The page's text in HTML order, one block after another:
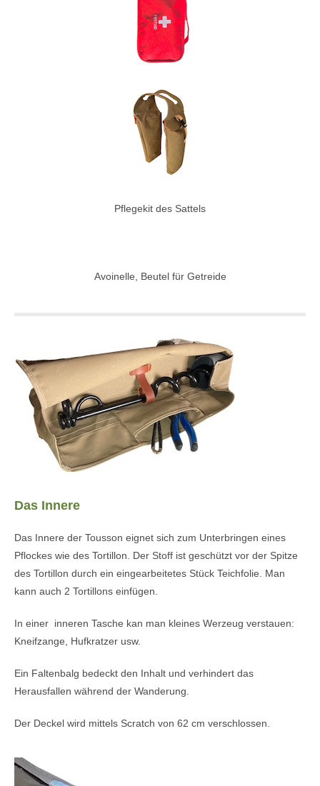
Pflegekit des Sattels
Avoinelle, Beutel für Getreide
Das Innere
Das Innere der Tousson eignet sich zum Unterbringen eines
Pflockes wie des Tortillon. Der Stoff ist geschützt vor der Spitze
des Tortillon durch ein eingearbeitetes Stück Teichfolie. Man
kann auch 2 Tortillons einfügen.
In einer inneren Tasche kan man kleines Werzeug verstauen:
Kneifzange, Hufkratzer usw.
Ein Faltenbalg bedeckt den Inhalt und verhindert das
Herausfallen während der Wanderung.
Der Deckel wird mittels Scratch von 62 cm verschlossen.